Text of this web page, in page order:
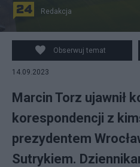
Redakcja
Obserwuj temat
14.09.2023
Marcin Torz ujawnił
korespondencji z
prezydentem
Sutrykiem.